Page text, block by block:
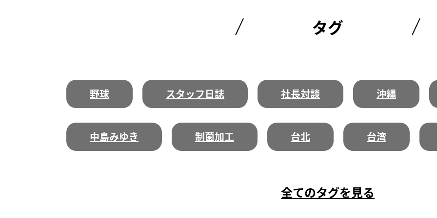
タグ
野球 スタッフ日誌 社長対談 沖縄
中島みゆき 制菌加工 台北 台湾
全てのタグを見る